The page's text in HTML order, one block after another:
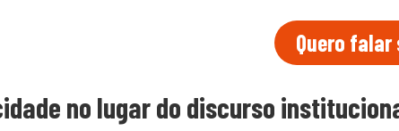
Quero falar
no lugar do discurso